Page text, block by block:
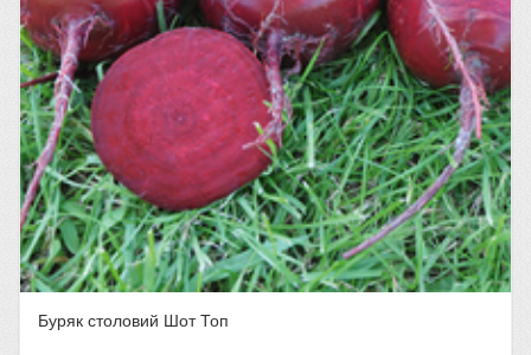
Буряк столовий Шот Топ